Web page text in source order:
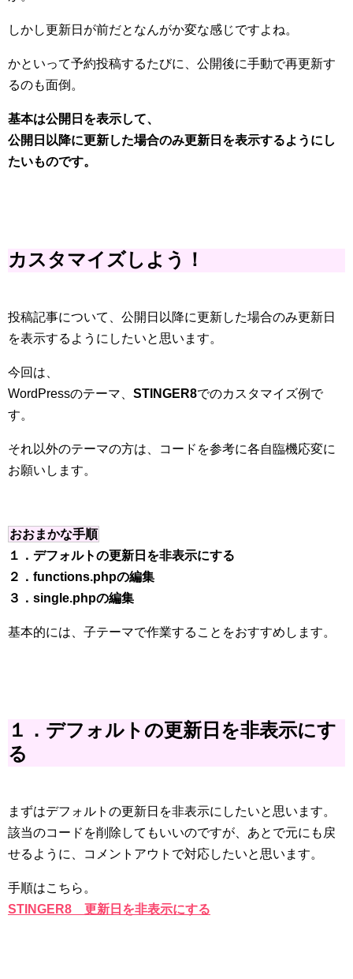
しかし更新日が前だとなんがか変な感じですよね。
かといって予約投稿するたびに、公開後に手動で再更新す
るのも面倒。
基本は公開日を表示して、
公開日以降に更新した場合のみ更新日を表示するようにし
たいものです。
カスタマイズしよう！
投稿記事について、公開日以降に更新した場合のみ更新日
を表示するようにしたいと思います。
今回は、
WordPressのテーマ、 STINGER8でのカスタマイズ例で
す。
それ以外のテーマの方は、コードを参考に各自臨機応変に
お願いします。
おおまかな手順
１．デフォルトの更新日を非表示にする
２．functions.phpの編集
３．single.phpの編集
基本的には、子テーマで作業することをおすすめします。
１．デフォルトの更新日を非表示にす
る
まずはデフォルトの更新日を非表示にしたいと思います。
該当のコードを削除してもいいのですが、あとで元にも戻
せるように、コメントアウトで対応したいと思います。
手順はこちら。
STINGER8 更新日を非表示にする